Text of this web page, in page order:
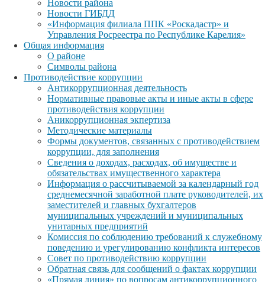
Новости района
Новости ГИБДД
«Информация филиала ППК «Роскадастр» и
Управления Росреестра по Республике Карелия»
Общая информация
О районе
Символы района
Противодействие коррупции
Антикоррупционная деятельность
Нормативные правовые акты и иные акты в сфере
противодействия коррупции
Аникоррупционная экпертиза
Методические материалы
Формы документов, связанных с противодействием
коррупции, для заполнения
Сведения о доходах, расходах, об имуществе и
обязательствах имущественного характера
Информация о рассчитываемой за календарный год
среднемесячной заработной плате руководителей, их
заместителей и главных бухгалтеров
муниципальных учреждений и муниципальных
унитарных предприятий
Комиссия по соблюдению требований к служебному
поведению и урегулированию конфликта интересов
Совет по противодействию коррупции
Обратная связь для сообщений о фактах коррупции
«Прямая линия» по вопросам антикоррупционного